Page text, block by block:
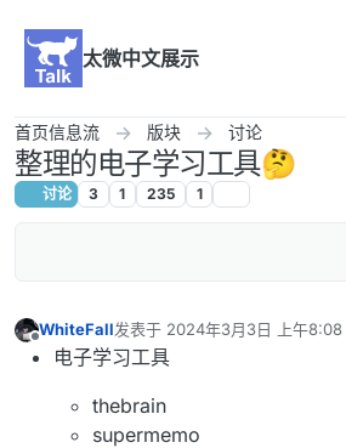
太微中文展示
首页信息流 版块 讨论
整理的电子学习工具🤔
讨论 3 1 235 1
离线
WhiteFall发表于 2024年3月3日 上午8:08
最后由 WhiteFall 编辑 2024年4
电子学习工具
thebrain
supermemo